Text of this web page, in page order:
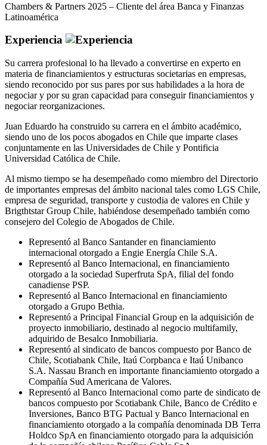
Chambers & Partners 2025 – Cliente del área Banca y Finanzas
Latinoamérica
Experiencia
Su carrera profesional lo ha llevado a convertirse en experto en
materia de financiamientos y estructuras societarias en empresas,
siendo reconocido por sus pares por sus habilidades a la hora de
negociar y por su gran capacidad para conseguir financiamientos y
negociar reorganizaciones.
Juan Eduardo ha construido su carrera en el ámbito académico,
siendo uno de los pocos abogados en Chile que imparte clases
conjuntamente en las Universidades de Chile y Pontificia
Universidad Católica de Chile.
Al mismo tiempo se ha desempeñado como miembro del Directorio
de importantes empresas del ámbito nacional tales como LGS Chile,
empresa de seguridad, transporte y custodia de valores en Chile y
Brigthtstar Group Chile, habiéndose desempeñado también como
consejero del Colegio de Abogados de Chile.
Representó al Banco Santander en financiamiento
internacional otorgado a Engie Energía Chile S.A.
Representó al Banco Internacional, en financiamiento
otorgado a la sociedad Superfruta SpA, filial del fondo
canadiense PSP.
Representó al Banco Internacional en financiamiento
otorgado a Grupo Bethia.
Representó a Principal Financial Group en la adquisición de
proyecto inmobiliario, destinado al negocio multifamily,
adquirido de Besalco Inmobiliaria.
Representó al sindicato de bancos compuesto por Banco de
Chile, Scotiabank Chile, Itaú Corpbanca e Itaú Unibanco
S.A. Nassau Branch en importante financiamiento otorgado a
Compañía Sud Americana de Valores.
Representó al Banco Internacional como parte de sindicato de
bancos compuesto por Scotiabank Chile, Banco de Crédito e
Inversiones, Banco BTG Pactual y Banco Internacional en
financiamiento otorgado a la compañía denominada DB Terra
Holdco SpA en financiamiento otorgado para la adquisición